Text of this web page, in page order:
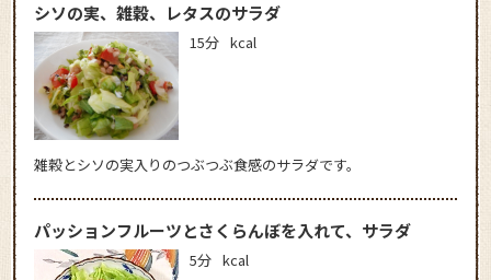
シソの実、雑穀、レタスのサラダ
15分 kcal
雑穀とシソの実入りのつぶつぶ食感のサラダです。
パッションフルーツとさくらんぼを入れて、サラダ
5分 kcal